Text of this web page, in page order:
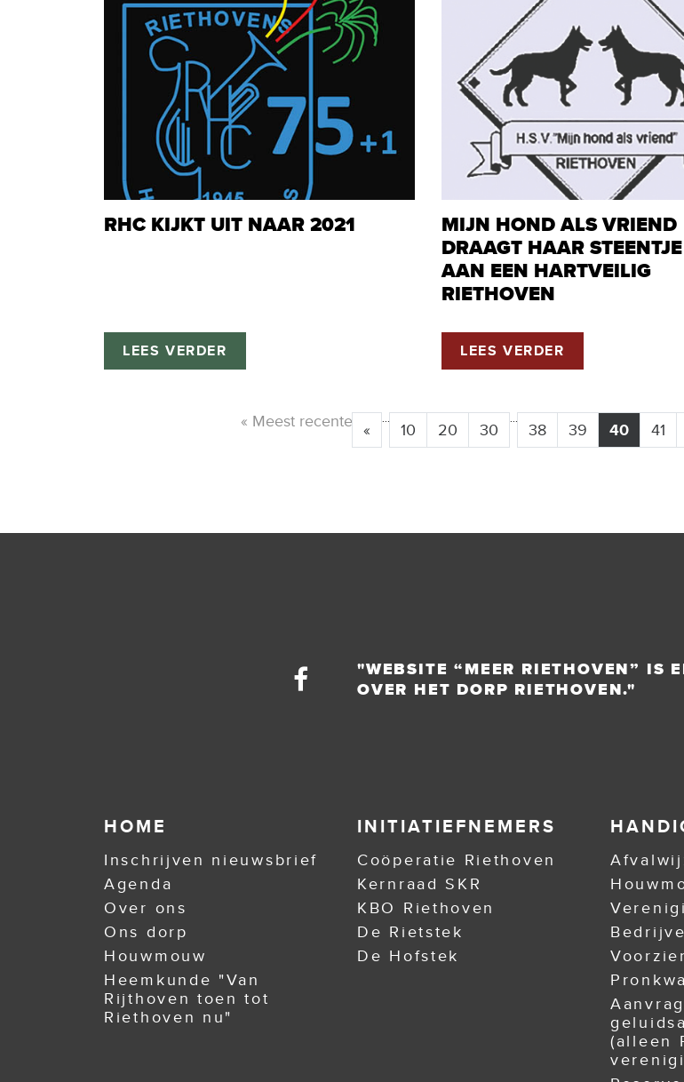
RHC KIJKT UIT NAAR 2021
LEES VERDER
MIJN HOND ALS VRIEND
DRAAGT HAAR
AAN EEN HARTVEILIG
RIETHOVEN
LEES VERDER
« Meest recente «
...
10 20 30
...
38 39 40 41
"WEBSITE “MEER RIETHOVEN” IS
OVER HET DORP RIETHOVEN."
HOME
Inschrijven nieuwsbrief
Agenda
Over ons
Ons dorp
Houwmouw
Heemkunde "Van
Rijthoven toen tot
Riethoven nu"
INITIATIEFNEMERS
Coöperatie Riethoven
Kernraad SKR
KBO Riethoven
De Rietstek
De Hofstek
(alleen